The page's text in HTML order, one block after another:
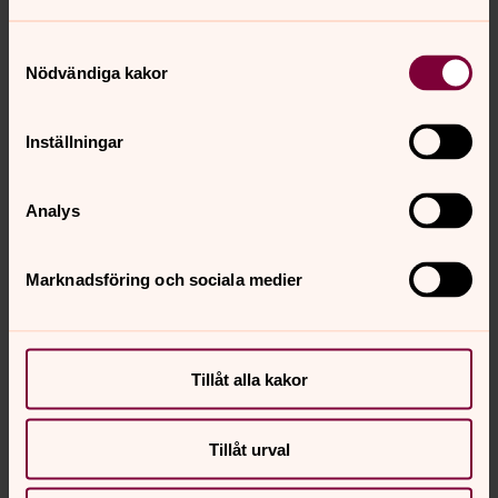
Nödvändiga kakor
Inställningar
Analys
Marknadsföring och sociala medier
Tillåt alla kakor
Tillåt urval
Anna Tränk
Pedagog, Boxholm, Folkungabygdens pastorat